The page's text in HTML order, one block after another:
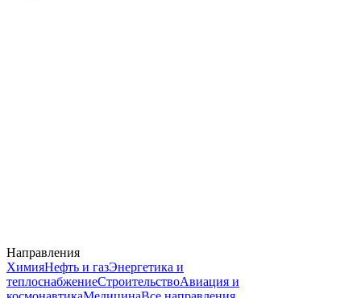
Направления
ХимияНефть и газЭнергетика и
теплоснабжениеСтроительствоАвиация и